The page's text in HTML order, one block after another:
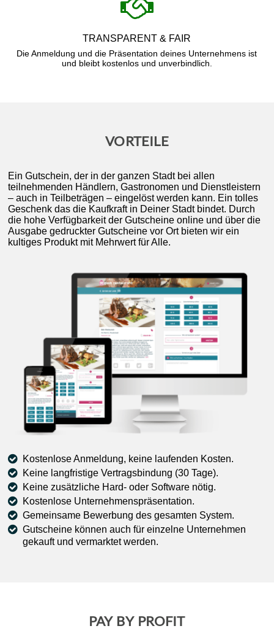
TRANSPARENT & FAIR
Die Anmeldung und die Präsentation deines Unternehmens ist
und bleibt kostenlos und unverbindlich.
VORTEILE
Ein Gutschein, der in der ganzen Stadt bei allen
teilnehmenden Händlern, Gastronomen und Dienstleistern
– auch in Teilbeträgen – eingelöst werden kann. Ein tolles
Geschenk das die Kaufkraft in Deiner Stadt bindet. Durch
die hohe Verfügbarkeit der Gutscheine online und über die
Ausgabe gedruckter Gutscheine vor Ort bieten wir ein
kultiges Produkt mit Mehrwert für Alle.
Kostenlose Anmeldung, keine laufenden Kosten.
Keine langfristige Vertragsbindung (30 Tage).
Keine zusätzliche Hard- oder Software nötig.
Kostenlose Unternehmenspräsentation.
Gemeinsame Bewerbung des gesamten System.
Gutscheine können auch für einzelne Unternehmen
gekauft und vermarktet werden.
PAY BY PROFIT